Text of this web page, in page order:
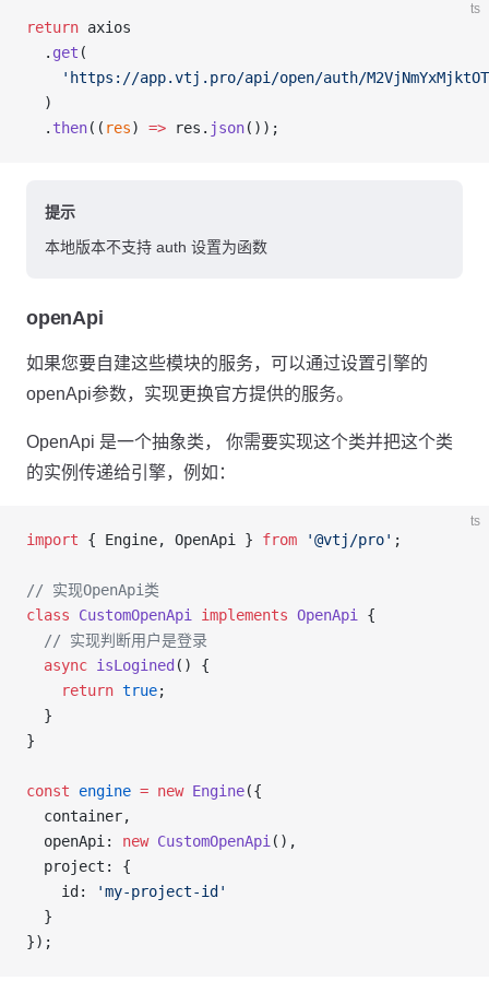
ts
return axios
  .
get (
'https://app.vtj.pro/api/open/auth/
  )
  .
then(( res) => res. json());
提示
本地版本不支持 auth 设置为函数
openApi
如果您要自建这些模块的服务，可以通过设置引擎的
openApi参数，实现更换官方提供的服务。
OpenApi 是一个抽象类， 你需要实现这个类并把这个类
的实例传递给引擎，例如：
ts
import { Engine, OpenApi } from '@vtj/pro' ;
// 实现OpenApi类
class CustomOpenApi implements OpenApi {
  // 实现判断用户是登录
  async
isLogined () {
    return
true;
  }
}
const engine = new Engine({
  container,
  openApi:
new CustomOpenApi(),
  project: {
    id:
'my-project-id'
  }
});